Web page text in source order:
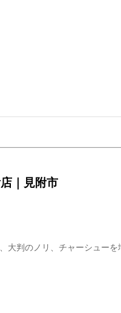
｜見附市
大判のノリ、チャーシュー